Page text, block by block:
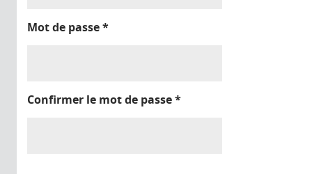
Mot de passe*
Confirmer le mot de passe*